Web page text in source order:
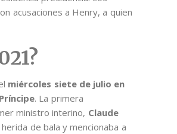
acusaciones a Henry, a quien
miércoles siete de julio en
. La primera
ministro interino, Claude
de bala y mencionaba a